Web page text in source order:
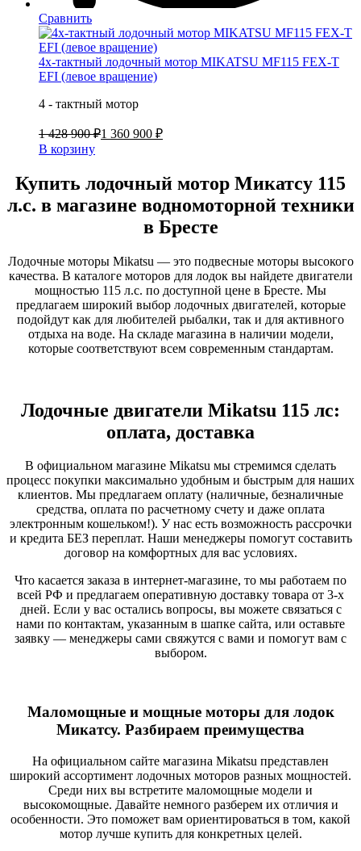
Сравнить
4х-тактный лодочный мотор MIKATSU MF115 FEX-T
EFI (левое вращение)
4 - тактный мотор
1 428 900 ₽1 360 900 ₽
В корзину
Купить лодочный мотор Микатсу 115
л.с. в магазине водномоторной техники
в Бресте
Лодочные моторы Mikatsu — это подвесные моторы высокого
качества. В каталоге моторов для лодок вы найдете двигатели
мощностью 115 л.с. по доступной цене в Бресте. Мы
предлагаем широкий выбор лодочных двигателей, которые
подойдут как для любителей рыбалки, так и для активного
отдыха на воде. На складе магазина в наличии модели,
которые соответствуют всем современным стандартам.
Лодочные двигатели Mikatsu 115 лс:
оплата, доставка
В официальном магазине Mikatsu мы стремимся сделать
процесс покупки максимально удобным и быстрым для наших
клиентов. Мы предлагаем оплату (наличные, безналичные
средства, оплата по расчетному счету и даже оплата
электронным кошельком!). У нас есть возможность рассрочки
и кредита БЕЗ переплат. Наши менеджеры помогут составить
договор на комфортных для вас условиях.
Что касается заказа в интернет-магазине, то мы работаем по
всей РФ и предлагаем оперативную доставку товара от 3-х
дней. Если у вас остались вопросы, вы можете связаться с
нами по контактам, указанным в шапке сайта, или оставьте
заявку — менеджеры сами свяжутся с вами и помогут вам с
выбором.
Маломощные и мощные моторы для лодок
Микатсу. Разбираем преимущества
На официальном сайте магазина Mikatsu представлен
широкий ассортимент лодочных моторов разных мощностей.
Среди них вы встретите маломощные модели и
высокомощные. Давайте немного разберем их отличия и
особенности. Это поможет вам ориентироваться в том, какой
мотор лучше купить для конкретных целей.